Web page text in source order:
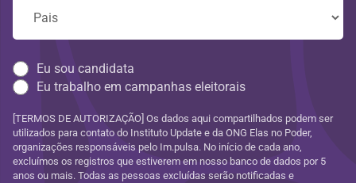
Eu sou candidata
Eu trabalho em campanhas eleitorais
[TERMOS DE AUTORIZAÇÃO] Os dados aqui compartilhados podem ser
utilizados para contato do Instituto Update e da ONG Elas no Poder,
organizações responsáveis pelo Im.pulsa. No início de cada ano,
excluímos os registros que estiverem em nosso banco de dados por 5
anos ou mais. Todas as pessoas excluídas serão notificadas e